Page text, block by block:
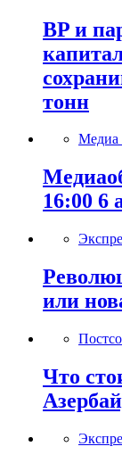
BP и
тонн
Медиа
16:00 6
или
Что